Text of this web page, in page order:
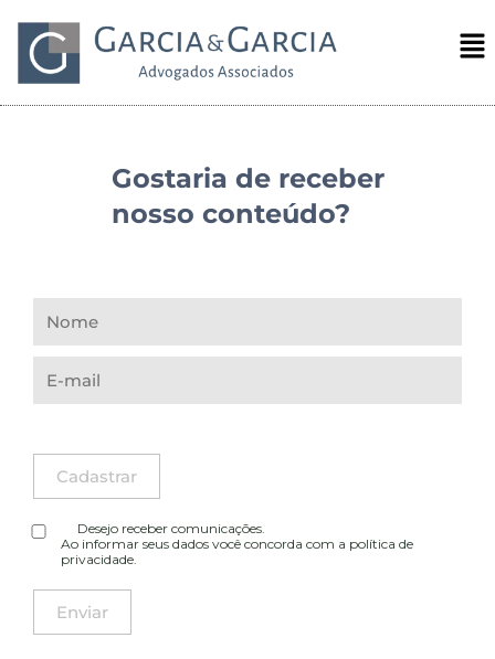
Gostaria de receber
nosso conteúdo?
Desejo receber comunicações.
Ao informar seus dados você concorda com a política de
privacidade.